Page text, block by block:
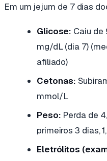
Em um jejum de 7 dias
Glicose: Caiu de
mg/dL (dia 7)
afiliado)
Cetonas:
mmol/L
Peso: Perda de
primeiros 3 dias,
Eletrólitos